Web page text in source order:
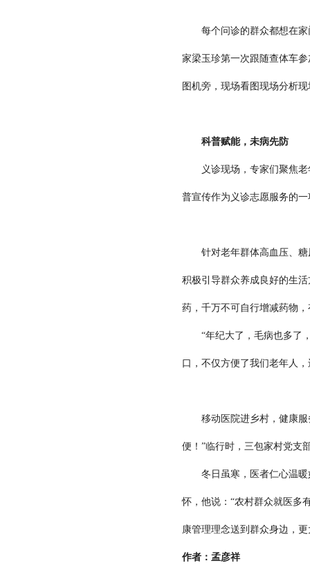
每个问诊的群众都想在家
家梁玉珍第一次跟随查体车
图机旁，现场看图现场分析
科普赋能，未病先防
义诊现场，专家们聚焦老
普宣传作为义诊志愿服务的
针对老年群体高血压、糖
积极引导群众养成良好的生
药，千万不可自行增减药物
“年纪大了，毛病也多了，
口，不仅方便了我们老年人
移动医院进乡村，健康服务
便！”临行时，三包家村党支
冬日虽寒，医者仁心温暖如
怀，他说：“农村群众就医多
康管理理念送到群众身边，
作者：孟彦祥